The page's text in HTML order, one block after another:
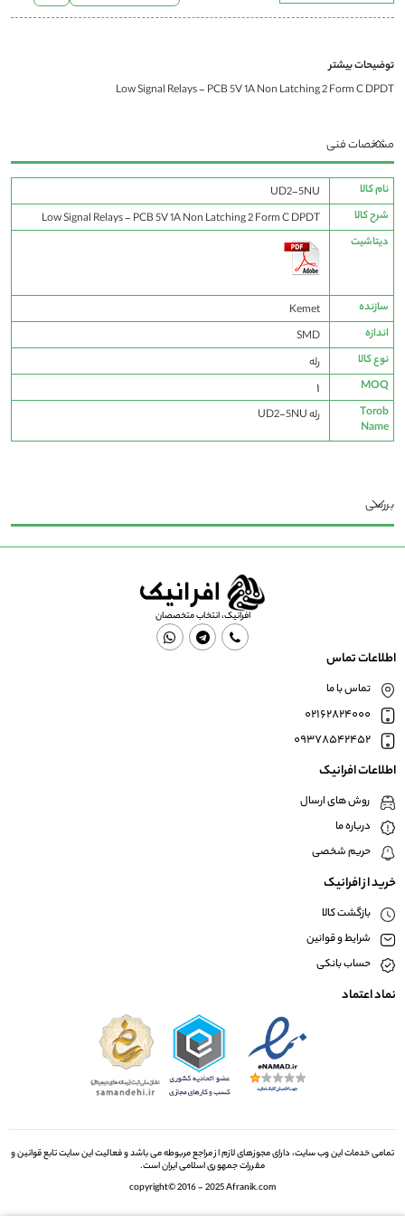
توضیحات بیشتر
Low Signal Relays - PCB 5V 1A Non Latching 2 Form C DPDT
مشخصات فنی
مشخصات
فنی
نام کالا
UD2-5NU
شرح کالا
Low Signal Relays - PCB 5V 1A Non Latching 2 Form C DPDT
دیتاشیت
سازنده
Kemet
اندازه
SMD
نوع کالا
رله
MOQ
1
Torob
Name
رله UD2-5NU
بررسی
افرانیک، انتخاب متخصصان
اطلاعات تماس
تماس با ما
02162824000
09378542452
اطلاعات افرانیک
روش های ارسال
درباره ما
حریم شخصی
خرید از افرانیک
بازگشت کالا
شرایط و قوانین
حساب بانکی
نماد اعتماد
تمامی خدمات این وب سایت، دارای مجوزهای لازم از مراجع مربوطه می باشد و فعالیت این سایت تابع قوانین و
مقررات جمهوری اسلامی ایران است.
copyright© 2016 - 2025 Afranik.com